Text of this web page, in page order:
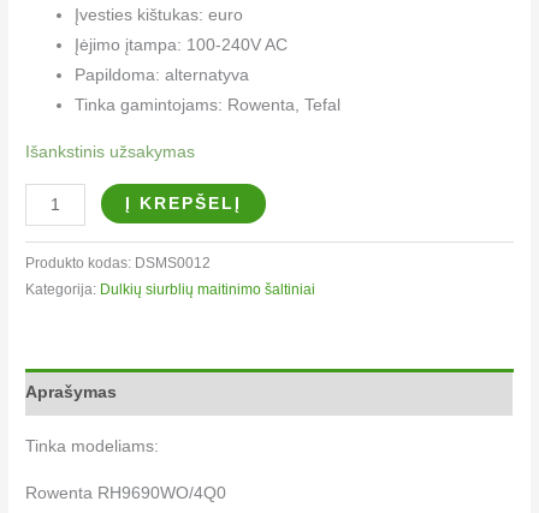
Įvesties kištukas: euro
Įėjimo įtampa: 100-240V AC
Papildoma: alternatyva
Tinka gamintojams: Rowenta, Tefal
Išankstinis užsakymas
Į KREPŠELĮ
Produkto kodas: DSMS0012
Kategorija: Dulkių siurblių maitinimo šaltiniai
Aprašymas
Tinka modeliams:
Rowenta RH9690WO/4Q0